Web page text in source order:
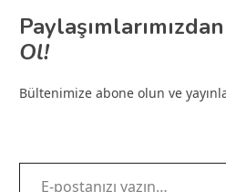
Ol!
Bültenimize abone olun ve
E-postanızı yazın…